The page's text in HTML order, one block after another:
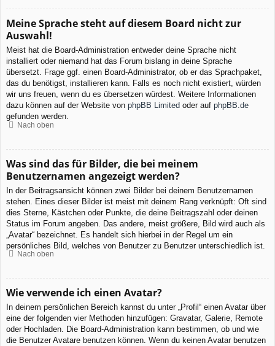
Meine Sprache steht auf diesem Board nicht zur
Auswahl!
Meist hat die Board-Administration entweder deine Sprache nicht
installiert oder niemand hat das Forum bislang in deine Sprache
übersetzt. Frage ggf. einen Board-Administrator, ob er das Sprachpaket,
das du benötigst, installieren kann. Falls es noch nicht existiert, würden
wir uns freuen, wenn du es übersetzen würdest. Weitere Informationen
dazu können auf der Website von phpBB Limited oder auf phpBB.de
gefunden werden.
Nach oben
Was sind das für Bilder, die bei meinem
Benutzernamen angezeigt werden?
In der Beitragsansicht können zwei Bilder bei deinem Benutzernamen
stehen. Eines dieser Bilder ist meist mit deinem Rang verknüpft: Oft sind
dies Sterne, Kästchen oder Punkte, die deine Beitragszahl oder deinen
Status im Forum angeben. Das andere, meist größere, Bild wird auch als
„Avatar“ bezeichnet. Es handelt sich hierbei in der Regel um ein
persönliches Bild, welches von Benutzer zu Benutzer unterschiedlich ist.
Nach oben
Wie verwende ich einen Avatar?
In deinem persönlichen Bereich kannst du unter „Profil“ einen Avatar über
eine der folgenden vier Methoden hinzufügen: Gravatar, Galerie, Remote
oder Hochladen. Die Board-Administration kann bestimmen, ob und wie
die Benutzer Avatare benutzen können. Wenn du keinen Avatar benutzen